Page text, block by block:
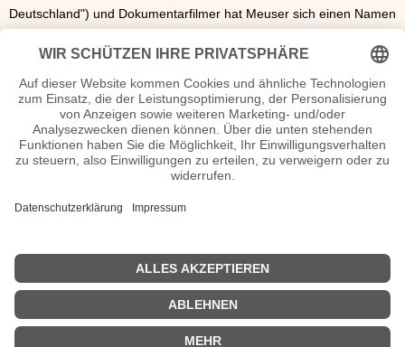
Deutschland") und Dokumentarfilmer hat Meuser sich einen Namen
und gehört seit 2016 zur Stammbesetzung der
HauptnachrichtensendungRTL Aktuell. Zudem recherchiert,
produziert und präsentiert er das Investigativ-Format RTL
Nachtjournal Spezial. Maik Meuser spricht Englisch, Französisch
und Spanisch. Der50 -jährige ist verheiratet, hat drei Kinder und
lebt mit seiner Ehefrau im Rheinland.
Maik Meuser Wiki, Herkunft, Geburtstag, verheiratet, Kinder etc.
Wikipedia Seite
Movies Maik Meuser Filme
n.n.v